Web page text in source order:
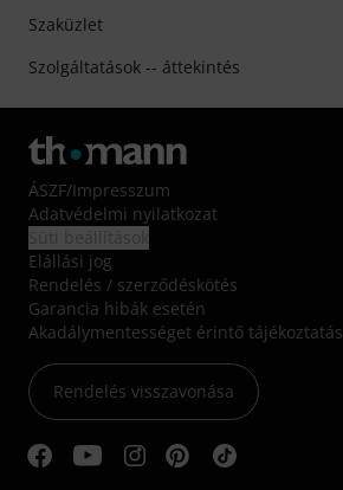
Szaküzlet
Szolgáltatások -- áttekintés
ÁSZF/Impresszum
Adatvédelmi nyilatkozat
Elállási jog
Rendelés / szerződéskötés
Garancia hibák esetén
Akadálymentességet érintő tájékoztatás
Rendelés visszavonása